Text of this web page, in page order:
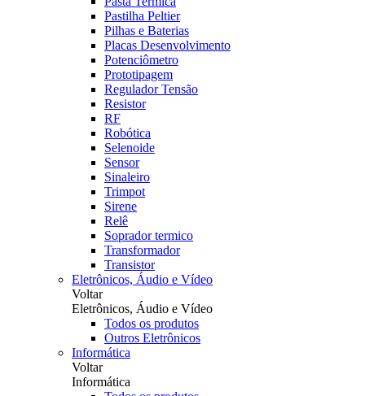
Pastilha Peltier
Pilhas e Baterias
Placas Desenvolvimento
Potenciômetro
Prototipagem
Regulador Tensão
Resistor
RF
Robótica
Selenoide
Sensor
Sinaleiro
Trimpot
Sirene
Relê
Soprador termico
Transformador
Transistor
Eletrônicos, Áudio e Vídeo
Voltar
Eletrônicos, Áudio e Vídeo
Todos os produtos
Outros Eletrônicos
Informática
Voltar
Informática